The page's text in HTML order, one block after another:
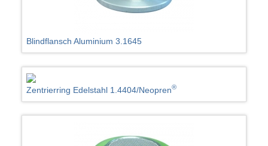
Blindflansch Aluminium 3.1645
Zentrierring Edelstahl 1.4404/Neopren®